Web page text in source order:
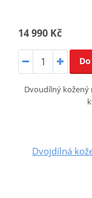
14 990 Kč
Dvoudílný kožený
Dvojdílná